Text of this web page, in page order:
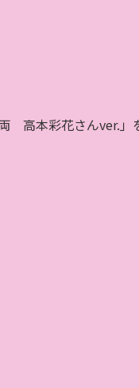
両 高本彩花さんver. 」